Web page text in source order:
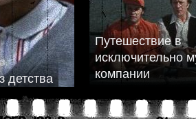
детства
Путешествие в
исключительно
компании